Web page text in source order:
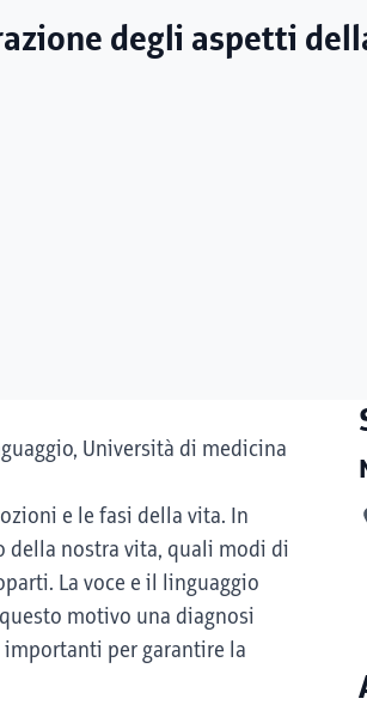
degli aspetti
Università di medicina
e le fasi della vita. In
della nostra vita, quali modi di
La voce e il linguaggio
motivo una diagnosi
per garantire la